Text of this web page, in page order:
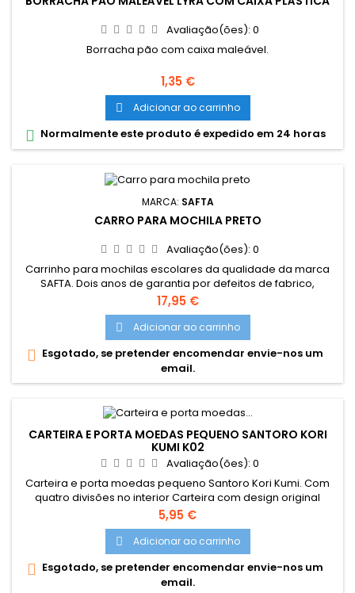
Avaliação(ões): 0
Borracha pão com caixa maleável.
Preço
1,35 €
 Adicionar ao carrinho
 Normalmente este produto é expedido em 24 horas
MARCA: SAFTA
CARRO PARA MOCHILA PRETO
Avaliação(ões): 0
Carrinho para mochilas escolares da qualidade da marca
SAFTA. Dois anos de garantia por defeitos de fabrico,
fabricado na união europeia. Rodas antivibração e
funcionamento silencioso. Rodas revestidas por borracha
transparente. Sistema de adaptação universal, compatível
com mochilas até 32cm x 16cm x 44cm. Asa ajustável com
duas posições em altura....
Preço
17,95 €
 Adicionar ao carrinho
 Esgotado, se pretender encomendar envie-nos um
email.
CARTEIRA E PORTA MOEDAS PEQUENO SANTORO KORI
KUMI K02
Avaliação(ões): 0
Carteira e porta moedas pequeno Santoro Kori Kumi. Com
quatro divisões no interior Carteira com design original
Santoro London
Preço
5,95 €
 Adicionar ao carrinho
 Esgotado, se pretender encomendar envie-nos um
email.